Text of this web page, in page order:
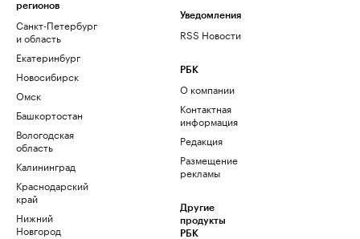
регионов
Санкт-Петербург
и область
Екатеринбург
Новосибирск
Омск
Башкортостан
Вологодская
область
Калининград
Краснодарский
край
Нижний
Новгород
Уведомления
RSS Новости
РБК
О компании
Контактная
информация
Редакция
Размещение
рекламы
Другие
продукты
РБК